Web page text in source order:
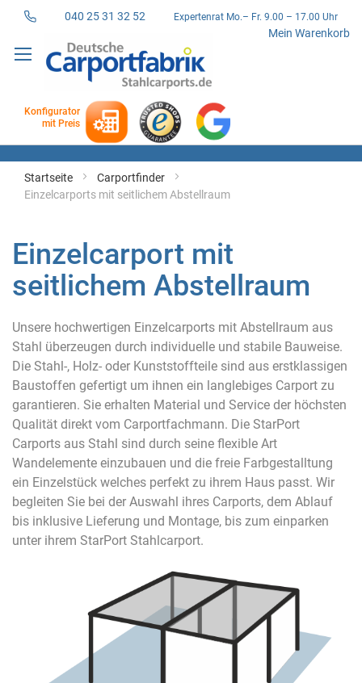
040 25 31 32 52 Expertenrat Mo.– Fr. 9.00 – 17.00 Uhr
Mein Warenkorb
zum
Konfigurator
mit Preis
Startseite
Carportfinder
Einzelcarports mit seitlichem Abstellraum
Einzelcarport mit
seitlichem Abstellraum
Unsere hochwertigen Einzelcarports mit Abstellraum aus
Stahl überzeugen durch individuelle und stabile Bauweise.
Die Stahl-, Holz- oder Kunststoffteile sind aus erstklassigen
Baustoffen gefertigt um ihnen ein langlebiges Carport zu
garantieren. Sie erhalten Material und Service der höchsten
Qualität direkt vom Carportfachmann. Die StarPort
Carports aus Stahl sind durch seine flexible Art
Wandelemente einzubauen und die freie Farbgestalltung
ein Einzelstück welches perfekt zu ihrem Haus passt. Wir
begleiten Sie bei der Auswahl ihres Carports, dem Ablauf
bis inklusive Lieferung und Montage, bis zum einparken
unter ihrem StarPort Stahlcarport.